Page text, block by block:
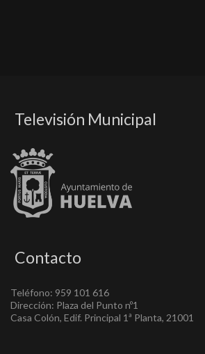
Televisión Municipal
Contacto
Teléfono: 959 101 616
Dirección: Plaza del Punto nº1
Casa Colón, Edif. Principal 1ª Planta, 21001